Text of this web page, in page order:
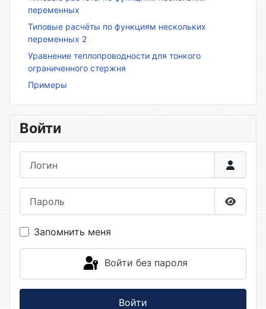
переменных
Типовые расчёты по функциям нескольких
переменных 2
Уравнение теплопроводности для тонкого
ограниченного стержня
Примеры
Войти
Запомнить меня
Войти без пароля
Войти